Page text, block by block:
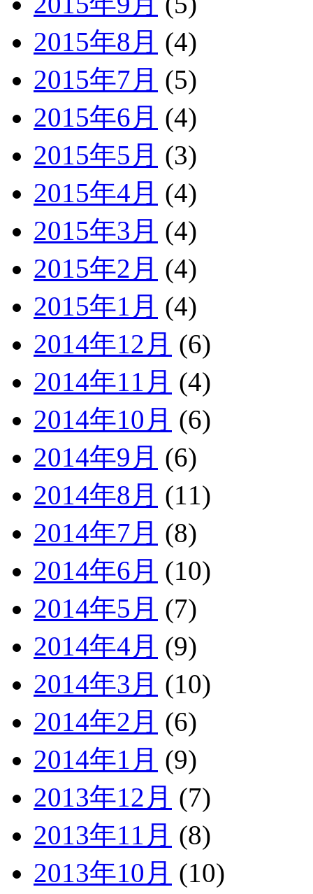
2015年8月 (4)
2015年7月 (5)
2015年6月 (4)
2015年5月 (3)
2015年4月 (4)
2015年3月 (4)
2015年2月 (4)
2015年1月 (4)
2014年12月 (6)
2014年11月 (4)
2014年10月 (6)
2014年9月 (6)
2014年8月 (11)
2014年7月 (8)
2014年6月 (10)
2014年5月 (7)
2014年4月 (9)
2014年3月 (10)
2014年2月 (6)
2014年1月 (9)
2013年12月 (7)
2013年11月 (8)
2013年10月 (10)